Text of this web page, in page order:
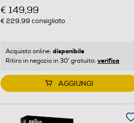
€ 149,99
€ 229,99 consigliato
Acquisto online: disponibile
Ritiro in negozio in 30' gratuito: verifica
AGGIUNGI